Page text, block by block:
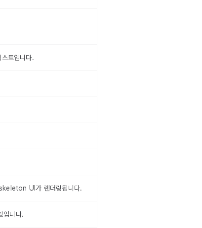
트입니다.
UI가 렌더링됩니다.
입니다.